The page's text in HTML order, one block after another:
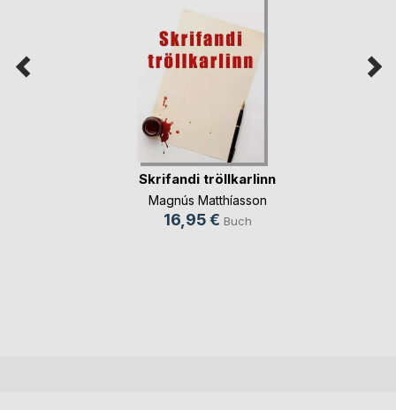
Skrifandi tröllkarlinn
Magnús Matthíasson
16,95 € Buch